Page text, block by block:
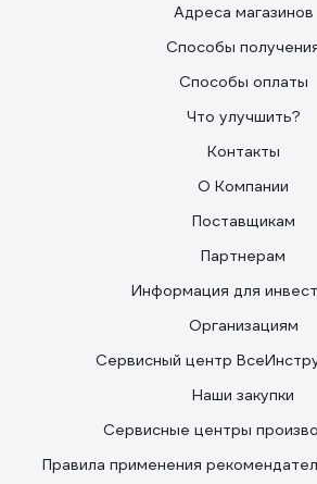
Адреса магазинов
Способы
Способы оплаты
Что улучшить?
Контакты
О Компании
Поставщикам
Партнерам
Информация для
Организациям
Сервисный центр
Наши закупки
Сервисные центры
Правила применения